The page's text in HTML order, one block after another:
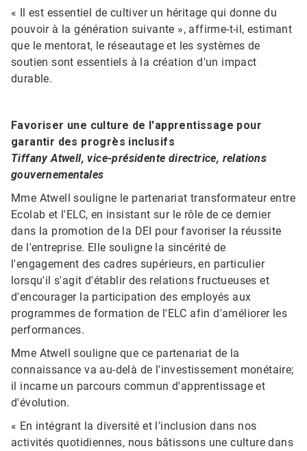
« Il est essentiel de cultiver un héritage qui donne du
pouvoir à la génération suivante », affirme-t-il, estimant
que le mentorat, le réseautage et les systèmes de
soutien sont essentiels à la création d'un impact
durable.
Favoriser une culture de l'apprentissage pour
garantir des progrès inclusifs​​​​​​​
Tiffany Atwell, vice-présidente directrice, relations
gouvernementales
Mme Atwell souligne le partenariat transformateur entre
Ecolab et l'ELC, en insistant sur le rôle de ce dernier
dans la promotion de la DEI pour favoriser la réussite
de l'entreprise. Elle souligne la sincérité de
l'engagement des cadres supérieurs, en particulier
lorsqu'il s'agit d'établir des relations fructueuses et
d'encourager la participation des employés aux
programmes de formation de l'ELC afin d'améliorer les
performances.​​​​​​​
Mme Atwell souligne que ce partenariat de la
connaissance va au-delà de l'investissement monétaire;
il incarne un parcours commun d'apprentissage et
d'évolution.
« En intégrant la diversité et l'inclusion dans nos
activités quotidiennes, nous bâtissons une culture dans